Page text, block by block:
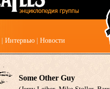
Интервью Новости
Some Other Guy